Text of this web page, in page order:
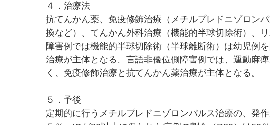
４．治療法
抗てんかん薬、免疫修飾治療（メチルプレドニゾロン
換など）、てんかん外科治療（機能的半球切除術）、
障害例では機能的半球切除術（半球離断術）は幼児例
治療が主体となる。言語非優位側障害例では、運動麻
く、免疫修飾治療と抗てんかん薬治療が主体となる。
５．予後
定期的に行うメチルプレドニゾロンパルス治療の、発